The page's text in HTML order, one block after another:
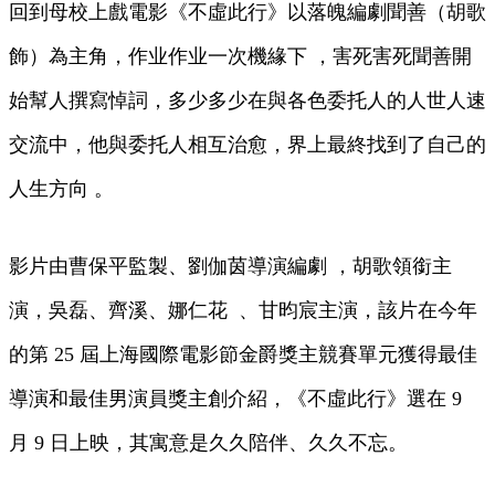
回到母校上戲電影《不虛此行》以落魄編劇聞善（胡歌
飾）為主角，作业作业一次機緣下 ，害死害死聞善開
始幫人撰寫悼詞，多少多少在與各色委托人的人世人速
交流中，他與委托人相互治愈，界上最終找到了自己的
人生方向 。
影片由曹保平監製、劉伽茵導演編劇 ，胡歌領銜主
演，吳磊、齊溪、娜仁花  、甘昀宸主演，該片在今年
的第 25 屆上海國際電影節金爵獎主競賽單元獲得最佳
導演和最佳男演員獎主創介紹 ，《不虛此行》選在 9
月 9 日上映，其寓意是久久陪伴 、久久不忘。